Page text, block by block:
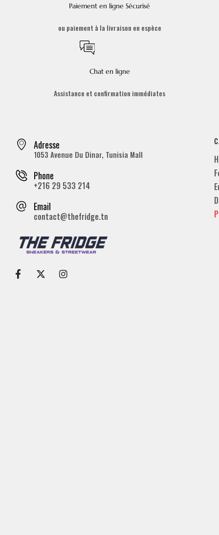
Paiement en ligne Sécurisé
ou paiement à la livraison en espèce
Chat en ligne
Assistance et confirmation immédiates
Adresse
1053 Avenue Du Dinar, Tunisia Mall
Phone
+216 29 533 214
Email
contact@thefridge.tn